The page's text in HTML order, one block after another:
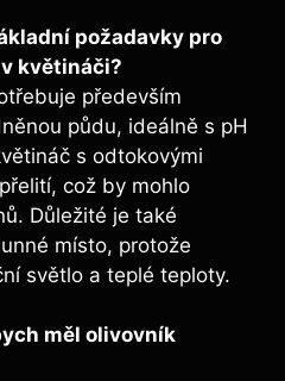
požadavky pro
květináči?
především
půdu, ideálně s pH
s odtokovými
což by mohlo
Důležité je také
místo, protože
světlo a teplé teploty.
měl olivovník